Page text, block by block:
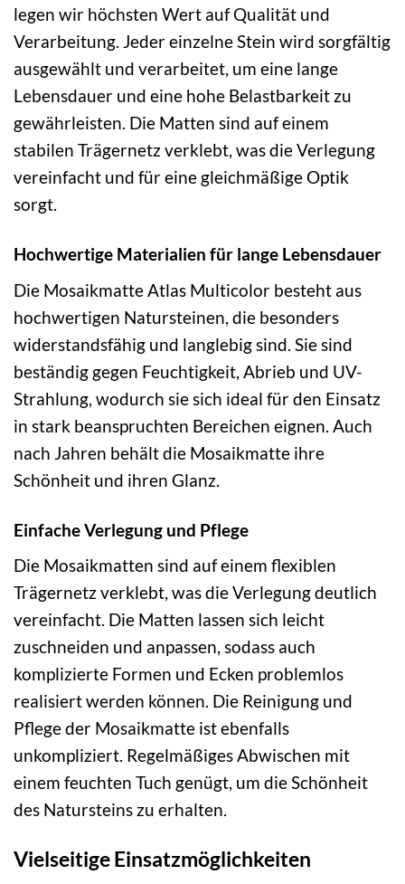
legen wir höchsten Wert auf Qualität und
Verarbeitung. Jeder einzelne Stein wird sorgfältig
ausgewählt und verarbeitet, um eine lange
Lebensdauer und eine hohe Belastbarkeit zu
gewährleisten. Die Matten sind auf einem
stabilen Trägernetz verklebt, was die Verlegung
vereinfacht und für eine gleichmäßige Optik
sorgt.
Hochwertige Materialien für lange Lebensdauer
Die Mosaikmatte Atlas Multicolor besteht aus
hochwertigen Natursteinen, die besonders
widerstandsfähig und langlebig sind. Sie sind
beständig gegen Feuchtigkeit, Abrieb und UV-
Strahlung, wodurch sie sich ideal für den Einsatz
in stark beanspruchten Bereichen eignen. Auch
nach Jahren behält die Mosaikmatte ihre
Schönheit und ihren Glanz.
Einfache Verlegung und Pflege
Die Mosaikmatten sind auf einem flexiblen
Trägernetz verklebt, was die Verlegung deutlich
vereinfacht. Die Matten lassen sich leicht
zuschneiden und anpassen, sodass auch
komplizierte Formen und Ecken problemlos
realisiert werden können. Die Reinigung und
Pflege der Mosaikmatte ist ebenfalls
unkompliziert. Regelmäßiges Abwischen mit
einem feuchten Tuch genügt, um die Schönheit
des Natursteins zu erhalten.
Vielseitige Einsatzmöglichkeiten